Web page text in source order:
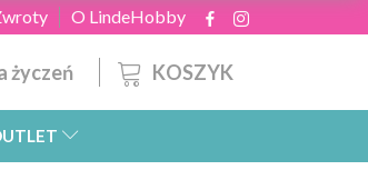
O LindeHobby
KOSZYK
życzeń